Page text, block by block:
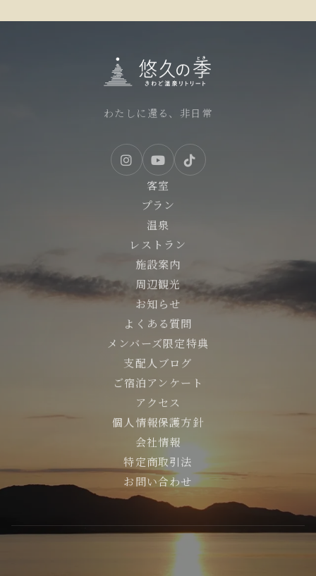
わたしに還る、非日常
客室
プラン
温泉
レストラン
施設案内
周辺観光
お知らせ
よくある質問
メンバーズ限定特典
支配人ブログ
ご宿泊アンケート
アクセス
個人情報保護方針
会社情報
特定商取引法
お問い合わせ